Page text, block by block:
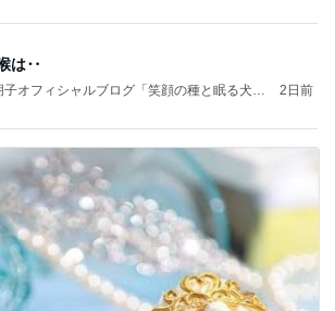
は‥
子オフィシャルブログ「笑顔の種と眠る犬」
2日前